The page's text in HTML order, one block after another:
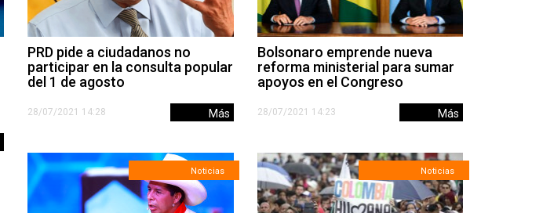
PRD pide a ciudadanos no
participar en la consulta popular
del 1 de agosto
28/07/2021 14:28 Más
Bolsonaro emprende nueva
reforma ministerial para sumar
apoyos en el Congreso
28/07/2021 14:23 Más
Noticias Noticias